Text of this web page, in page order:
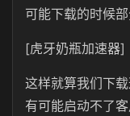
可能下载的时候
[虎牙奶瓶加速器]
这样就算我们下
有可能启动不了